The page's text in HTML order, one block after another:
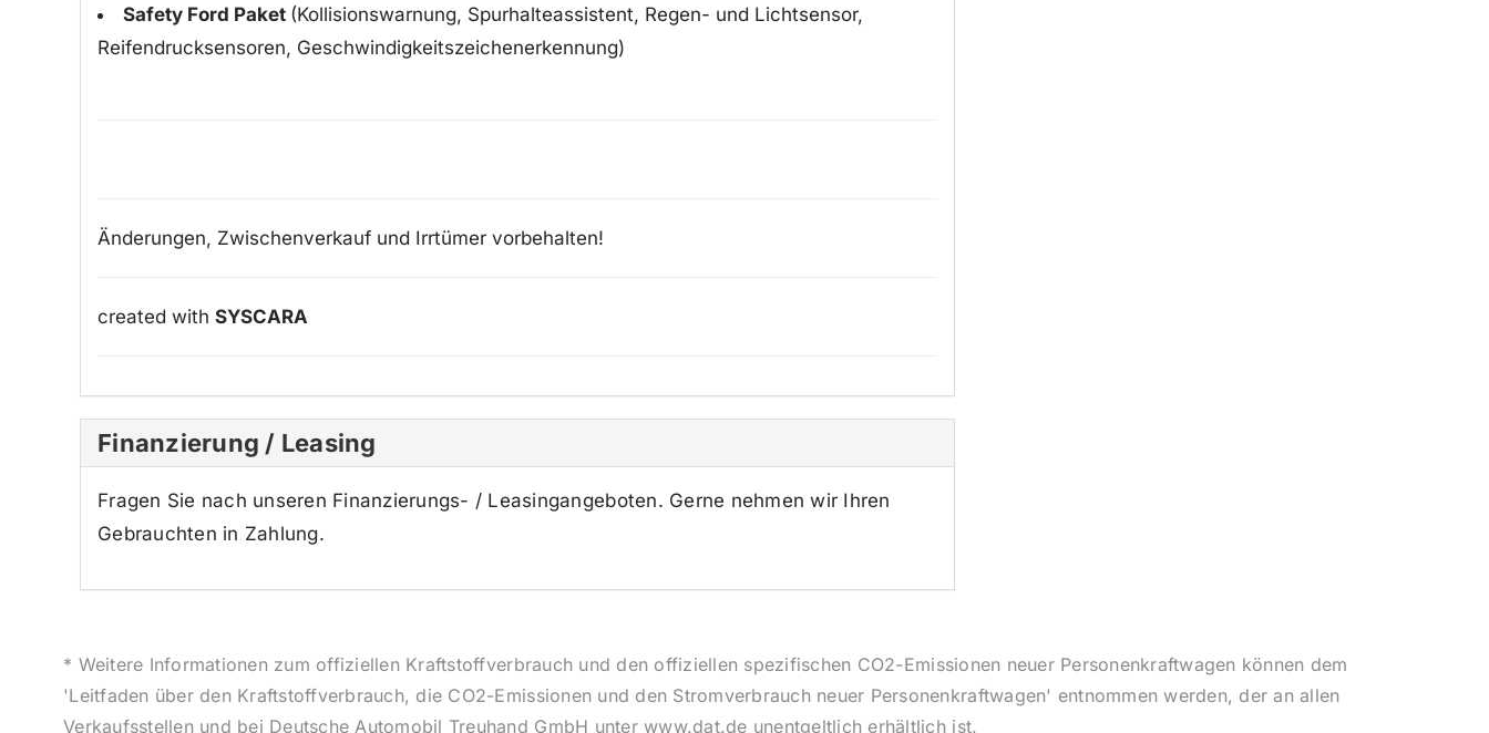
Safety Ford Paket (Kollisionswarnung, Spurhalteassistent, Regen- und Lichtsensor,
Reifendrucksensoren, Geschwindigkeitszeichenerkennung)
Änderungen, Zwischenverkauf und Irrtümer vorbehalten!
created with SYSCARA
Finanzierung / Leasing
Fragen Sie nach unseren Finanzierungs- / Leasingangeboten. Gerne nehmen wir Ihren
Gebrauchten in Zahlung.
* Weitere Informationen zum offiziellen Kraftstoffverbrauch und den offiziellen spezifischen CO2-Emissionen neuer Personenkraftwagen können dem
'Leitfaden über den Kraftstoffverbrauch, die CO2-Emissionen und den Stromverbrauch neuer Personenkraftwagen' entnommen werden, der an allen
Verkaufsstellen und bei Deutsche Automobil Treuhand GmbH unter www.dat.de unentgeltlich erhältlich ist.